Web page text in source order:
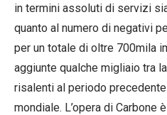
in termini assoluti di servizi
quanto al numero di negativi
per un totale di oltre 700mila
aggiunte qualche migliaio tra
risalenti al periodo
mondiale. L’opera di Carbone